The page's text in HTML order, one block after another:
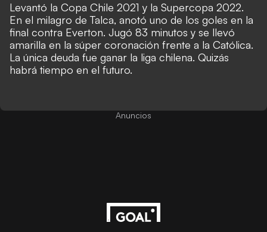
Levantó la Copa Chile 2021 y la Supercopa 2022.
En el milagro de Talca, anotó uno de los goles en la
final contra Everton. Jugó 83 minutos y se llevó
amarilla en la súper coronación frente a la Católica.
La única deuda fue ganar la liga chilena. Quizás
habrá tiempo en el futuro.
Anuncios